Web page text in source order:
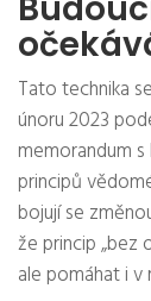
Tato technika
únoru 2023
memorandum
principů
bojují se
že princip „bez
ale pomáhat i v